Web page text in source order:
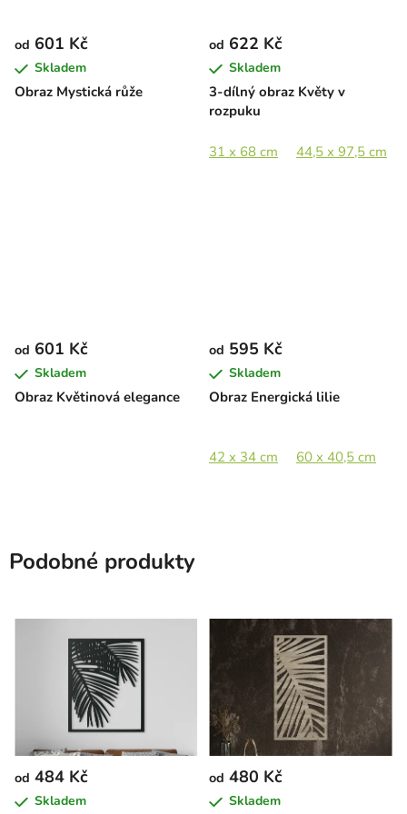
Obraz Mystická růže
od 601 Kč
Skladem
3-dílný obraz Květy v
rozpuku
od 622 Kč
Skladem
31 x 68 cm 44,5 x 97,5 cm
Obraz Květinová elegance
od 601 Kč
Skladem
Obraz Energická lilie
od 595 Kč
Skladem
42 x 34 cm 60 x 40,5 cm
Podobné produkty
od 484 Kč
Skladem
od 480 Kč
Skladem